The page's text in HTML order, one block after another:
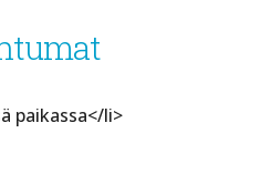
paikassa</li>